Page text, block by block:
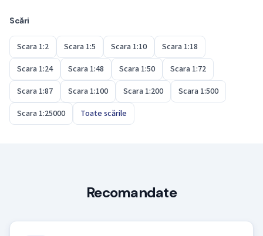
Scări
Scara 1:2 Scara 1:5 Scara 1:10
Scara 1:18
Scara 1:24
Scara 1:48 Scara 1:50
Scara 1:72
Scara 1:87
Scara 1:100 Scara 1:200
Scara 1:500
Scara 1:25000
Toate scările
Recomandate